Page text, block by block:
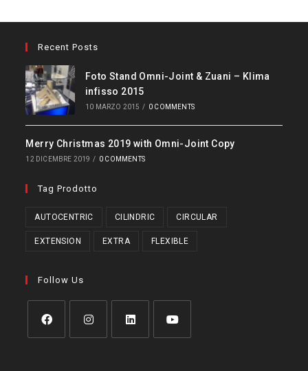
Recent Posts
Foto Stand Omni-Joint & Zuani – Klima
infisso 2015
10 MARZO 2015 / 0 COMMENTS
Merry Christmas 2019 with Omni-Joint Copy
12 DICEMBRE 2019 / 0 COMMENTS
Tag Prodotto
AUTOCENTRIC CILINDRIC CIRCULAR
EXTENSION EXTRA FLEXIBLE
Follow Us